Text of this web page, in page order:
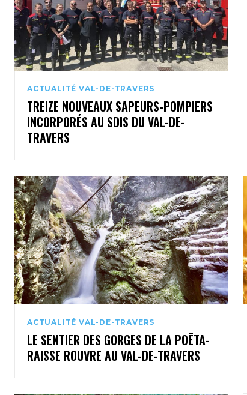
ACTUALITÉ VAL-DE-TRAVERS
TREIZE NOUVEAUX SAPEURS-POMPIERS
INCORPORÉS AU SDIS DU VAL-DE-
TRAVERS
ACTUALITÉ VAL-DE-TRAVERS
LE SENTIER DES GORGES DE LA POËTA-
RAISSE ROUVRE AU VAL-DE-TRAVERS